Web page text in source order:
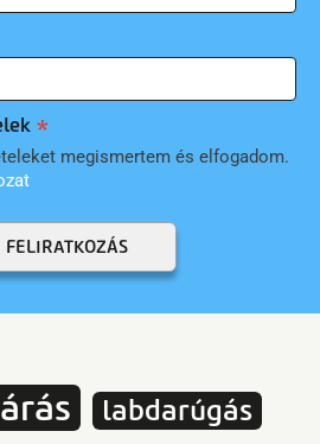
megismertem és elfogadom.
FELIRATKOZÁS
labdarúgás